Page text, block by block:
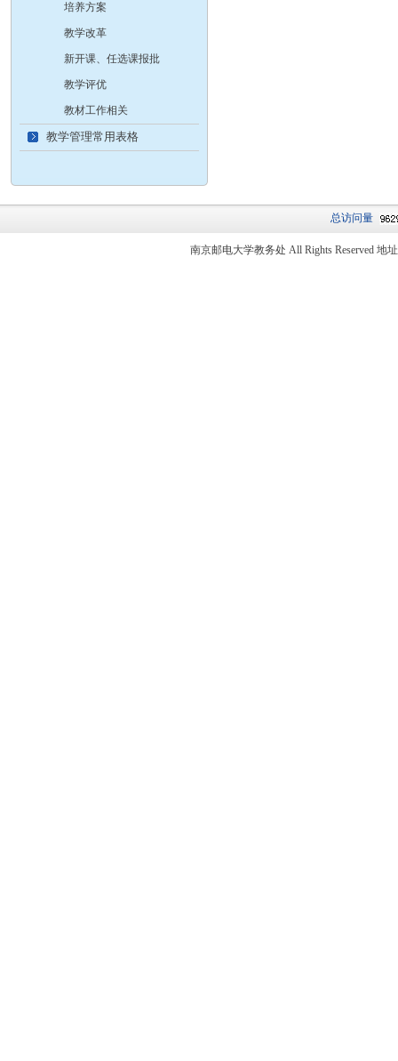
培养方案
教学改革
新开课、任选课报批
教学评优
教材工作相关
教学管理常用表格
总访问量
南京邮电大学教务处 All Rights Reserved